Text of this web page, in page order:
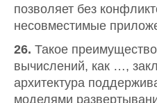
позволяет без
несовместимые
26. Такое
вычислений, как …,
архитектура
моделями